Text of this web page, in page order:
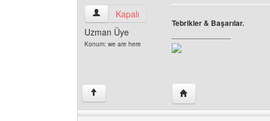
clean-deneme Kullanıcının profilini görüntüle
Kapalı
Uzman Üye
Konum: we are here
Tebrikler & Başarılar.
↑ Yazarın web sitesini